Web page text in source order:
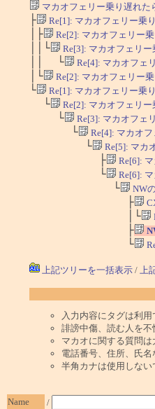
マカオフェリー乗り遅れた
├ Re[1]: マカオフェリー乗
│├ Re[2]: マカオフェリー
││└ Re[3]: マカオフェリ
││ └ Re[4]: マカオフェ
│└ Re[2]: マカオフェリー
└ Re[1]: マカオフェリー乗
└ Re[2]: マカオフェリ
└ Re[3]: マカオフェ
└ Re[4]: マカオ
└ Re[5]: マカ
├ Re[6]:
└ Re[6]:
└ NW
├
│└
├
└
上記ツリーを一括表示/ 上
入力内容にタグは利用
誹謗中傷、読む人を不
マカオに関する質問
電話番号、住所、氏名
半角カナは使用しない
Name
/